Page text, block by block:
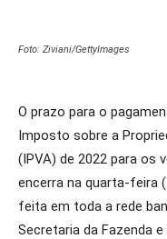
Foto: Ziviani/GettyImages
O prazo para o
Imposto sobre a
(IPVA) de 2022 para os
encerra na quarta-feira
feita em toda a rede
Secretaria da Fazenda